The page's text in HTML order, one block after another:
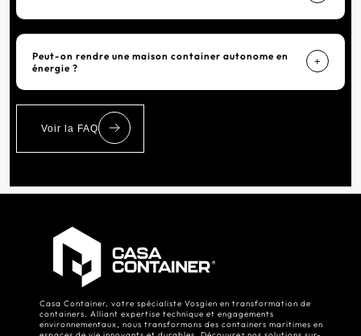
Peut-on rendre une maison container autonome en
énergie ?
+
Voir la FAQ
Casa Container, votre spécialiste Vosgien en transformation de
containers. Alliant expertise technique et engagements
environnementaux, nous transformons des containers maritimes en